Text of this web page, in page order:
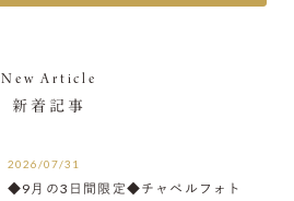
New Article
新着記事
2026/07/31
◆9月の3日間限定◆チャペルフォト